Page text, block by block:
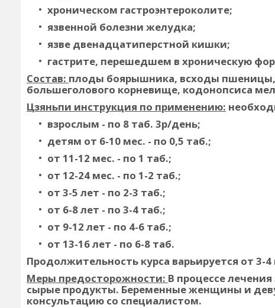
хроническом гастроэнтероколите;
язвенной болезни желудка;
язве двенадцатиперстной кишки;
гастрите, перешедшем в хроническую
Состав: плоды боярышника, всходы
большеголового корневище, кодонопсиса
Цзяньпи инструкция по применению:
взрослым - по 8 таб. 3р/день;
детям от 6-10 мес. - по 0,5 таб.;
от 11-12 мес. - по 1 таб.;
от 12-24 мес. - по 1-2 таб.;
от 3-5 лет - по 2-3 таб.;
от 6-8 лет - по 3-4 таб.;
от 9-12 лет - по 4-6 таб.;
от 13-16 лет - по 6-8 таб.
Продолжительность курса варьируется от 3-4
Меры предосторожности: В процессе
сырые продукты. Беременные женщины и
консультацию со специалистом.